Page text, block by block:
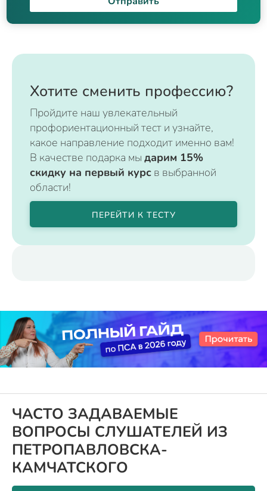
Хотите сменить профессию?
Пройдите наш увлекательный
профориентационный тест и узнайте,
какое направление подходит именно вам!
В качестве подарка мы дарим 15%
скидку на первый курс в выбранной
области!
ПЕРЕЙТИ К ТЕСТУ
ЧАСТО ЗАДАВАЕМЫЕ
ВОПРОСЫ СЛУШАТЕЛЕЙ ИЗ
ПЕТРОПАВЛОВСКА-
КАМЧАТСКОГО